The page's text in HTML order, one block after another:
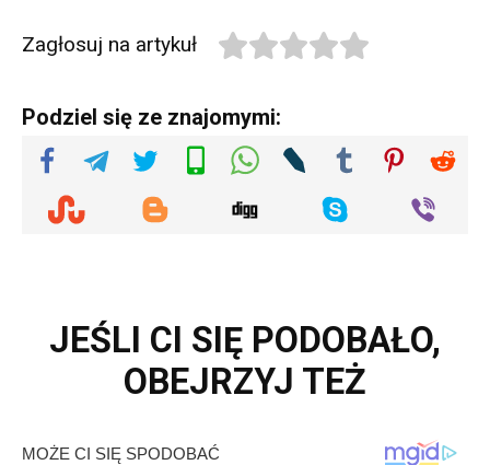
Zagłosuj na artykuł
Podziel się ze znajomymi:
JEŚLI CI SIĘ PODOBAŁO,
OBEJRZYJ TEŻ